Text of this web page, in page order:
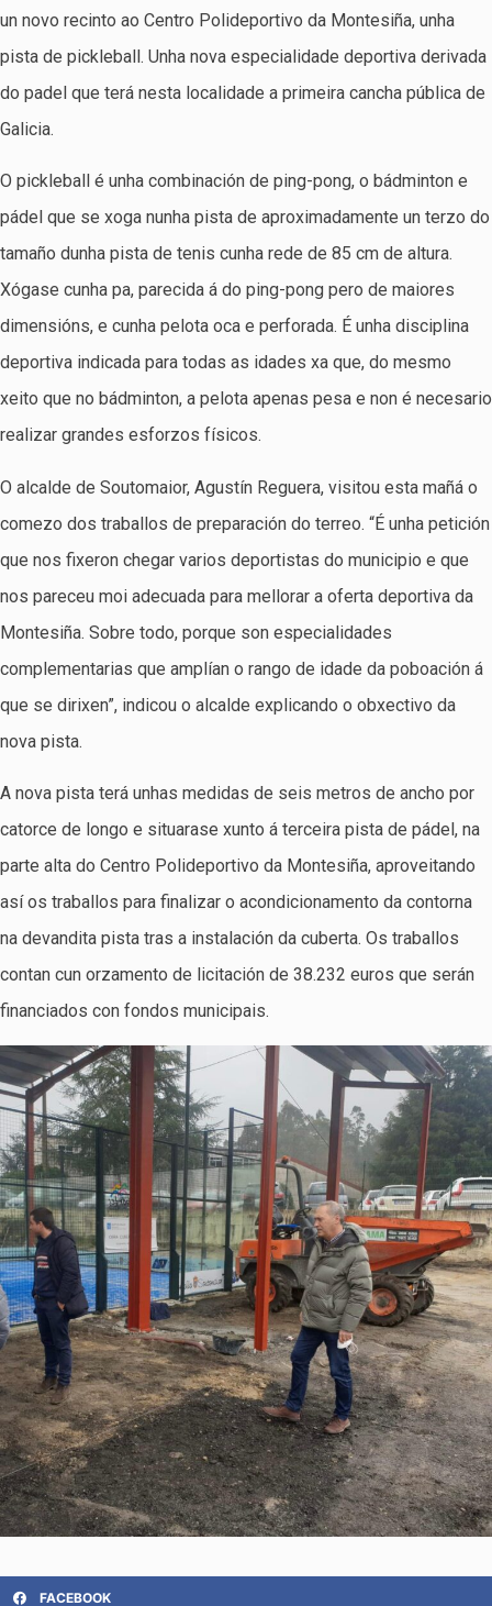
un novo recinto ao Centro Polideportivo da Montesiña, unha
pista de pickleball. Unha nova especialidade deportiva derivada
do padel que terá nesta localidade a primeira cancha pública de
Galicia.
O pickleball é unha combinación de ping-pong, o bádminton e
pádel que se xoga nunha pista de aproximadamente un terzo do
tamaño dunha pista de tenis cunha rede de 85 cm de altura.
Xógase cunha pa, parecida á do ping-pong pero de maiores
dimensións, e cunha pelota oca e perforada. É unha disciplina
deportiva indicada para todas as idades xa que, do mesmo
xeito que no bádminton, a pelota apenas pesa e non é necesario
realizar grandes esforzos físicos.
O alcalde de Soutomaior, Agustín Reguera, visitou esta mañá o
comezo dos traballos de preparación do terreo. “É unha petición
que nos fixeron chegar varios deportistas do municipio e que
nos pareceu moi adecuada para mellorar a oferta deportiva da
Montesiña. Sobre todo, porque son especialidades
complementarias que amplían o rango de idade da poboación á
que se dirixen”, indicou o alcalde explicando o obxectivo da
nova pista.
A nova pista terá unhas medidas de seis metros de ancho por
catorce de longo e situarase xunto á terceira pista de pádel, na
parte alta do Centro Polideportivo da Montesiña, aproveitando
así os traballos para finalizar o acondicionamento da contorna
na devandita pista tras a instalación da cuberta. Os traballos
contan cun orzamento de licitación de 38.232 euros que serán
financiados con fondos municipais.
FACEBOOK